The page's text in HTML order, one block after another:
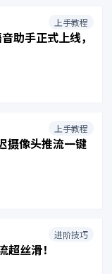
上手教程
助手正式上线，
上手教程
摄像头推流一键
进阶技巧
丝滑！